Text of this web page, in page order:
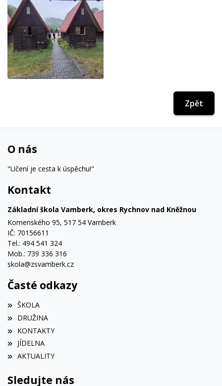
Zpět
O nás
"Učení je cesta k úspěchu!"
Kontakt
Základní škola Vamberk, okres Rychnov nad Kněžnou
Komenského 95, 517 54 Vamberk
IČ: 70156611
Tel.: 494 541 324
Mob.: 739 336 316
skola@zsvamberk.cz
Časté odkazy
ŠKOLA
DRUŽINA
KONTAKTY
JÍDELNA
AKTUALITY
Sledujte nás